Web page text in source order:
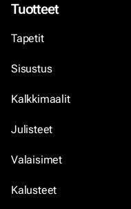
Tuotteet
Tapetit
Sisustus
Kalkkimaalit
Julisteet
Valaisimet
Kalusteet